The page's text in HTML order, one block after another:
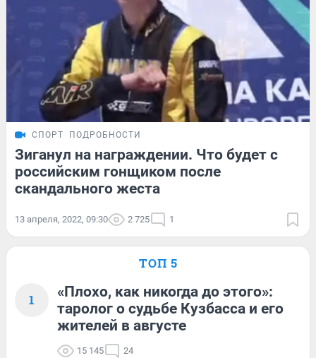
СПОРТ ПОДРОБНОСТИ
Зиганул на награждении. Что будет с
российским гонщиком после
скандального жеста
13 апреля, 2022, 09:30 2 725 1
ТОП 5
1
«Плохо, как никогда до этого»:
таролог о судьбе Кузбасса и его
жителей в августе
15 145 24